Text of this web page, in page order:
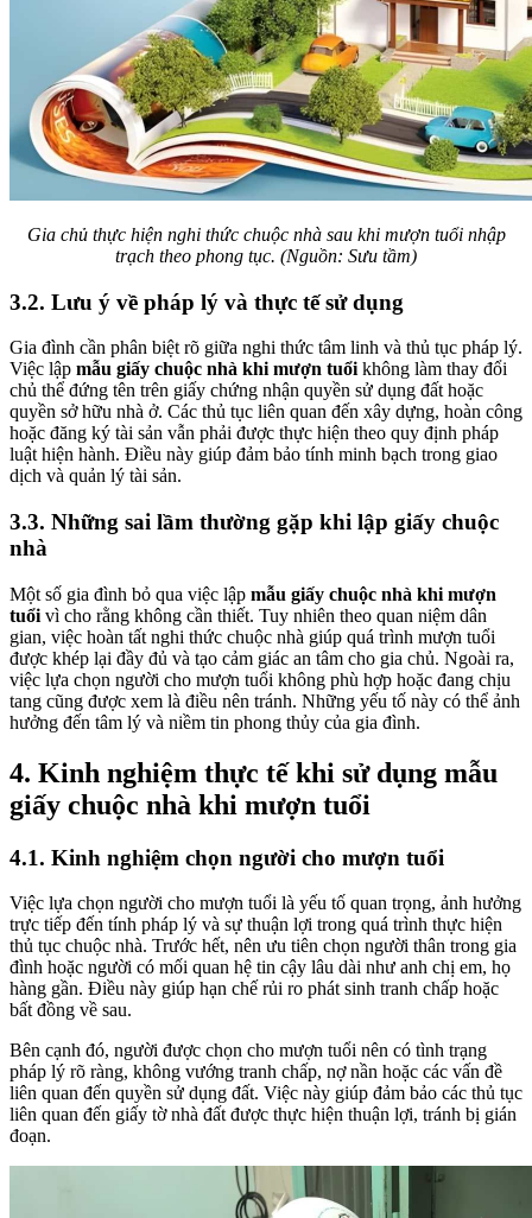
Gia chủ thực hiện nghi thức chuộc nhà sau khi mượn tuổi nhập
trạch theo phong tục. (Nguồn: Sưu tầm)
3.2. Lưu ý về pháp lý và thực tế sử dụng
Gia đình cần phân biệt rõ giữa nghi thức tâm linh và thủ tục pháp lý.
Việc lập mẫu giấy chuộc nhà khi mượn tuổikhông làm thay đổi
chủ thể đứng tên trên giấy chứng nhận quyền sử dụng đất hoặc
quyền sở hữu nhà ở. Các thủ tục liên quan đến xây dựng, hoàn công
hoặc đăng ký tài sản vẫn phải được thực hiện theo quy định pháp
luật hiện hành. Điều này giúp đảm bảo tính minh bạch trong giao
dịch và quản lý tài sản.
3.3. Những sai lầm thường gặp khi lập giấy chuộc
nhà
Một số gia đình bỏ qua việc lập mẫu giấy chuộc nhà khi mượn
tuổi vì cho rằng không cần thiết. Tuy nhiên theo quan niệm dân
gian, việc hoàn tất nghi thức chuộc nhà giúp quá trình mượn tuổi
được khép lại đầy đủ và tạo cảm giác an tâm cho gia chủ. Ngoài ra,
việc lựa chọn người cho mượn tuổi không phù hợp hoặc đang chịu
tang cũng được xem là điều nên tránh. Những yếu tố này có thể ảnh
hưởng đến tâm lý và niềm tin phong thủy của gia đình.
4. Kinh nghiệm thực tế khi sử dụng mẫu
giấy chuộc nhà khi mượn tuổi
4.1. Kinh nghiệm chọn người cho mượn tuổi
Việc lựa chọn người cho mượn tuổi là yếu tố quan trọng, ảnh hưởng
trực tiếp đến tính pháp lý và sự thuận lợi trong quá trình thực hiện
thủ tục chuộc nhà. Trước hết, nên ưu tiên chọn người thân trong gia
đình hoặc người có mối quan hệ tin cậy lâu dài như anh chị em, họ
hàng gần. Điều này giúp hạn chế rủi ro phát sinh tranh chấp hoặc
bất đồng về sau.
Bên cạnh đó, người được chọn cho mượn tuổi nên có tình trạng
pháp lý rõ ràng, không vướng tranh chấp, nợ nần hoặc các vấn đề
liên quan đến quyền sử dụng đất. Việc này giúp đảm bảo các thủ tục
liên quan đến giấy tờ nhà đất được thực hiện thuận lợi, tránh bị gián
đoạn.